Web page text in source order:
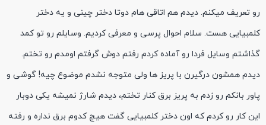
رو تعریف میکنم. دیدم هم اتاقی هام دوتا دختر چینی و یه دختر
کلمبیایی هست. سلام احوال پرسی و معرفی کردیم. وسایلم رو تو کمد
گذاشتم وسایل فردا رو آماده کردم رفتم دوش گرفتم اومدم رو تختم.
دیدم همشون درگیرن با پریز ها ولی متوجه نشدم موضوع چیه! گوشی و
پاور بانکم رو زدم به پریز برق کنار تختم، دیدم شارژ نمیشه یکی دوبار
این کار رو کردم که اون دختر کلمبیایی گفت هیچ کدوم برق نداره و رفته